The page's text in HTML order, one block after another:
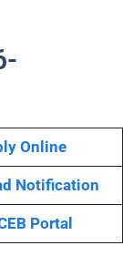
Online
Notification
Portal